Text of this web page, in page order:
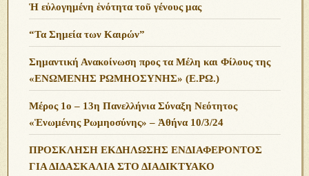
Ἡ εὐλογημένη ἑνότητα τοῦ γένους μας
“Τα Σημεία των Καιρών”
Σημαντική Ανακοίνωση προς τα Μέλη και Φίλους της
«ΕΝΩΜΕΝΗΣ ΡΩΜΗΟΣΥΝΗΣ» (Ε.ΡΩ.)
Μέρος 1ο – 13η Πανελλήνια Σύναξη Νεότητος
«Ἑνωμένης Ρωμηοσύνης» – Ἀθήνα 10/3/24
ΠΡΟΣΚΛΗΣΗ ΕΚΔΗΛΩΣΗΣ ΕΝΔΙΑΦΕΡΟΝΤΟΣ
ΓΙΑ ΔΙΔΑΣΚΑΛΙΑ ΣΤΟ ΔΙΑΔΙΚΤΥΑΚΟ